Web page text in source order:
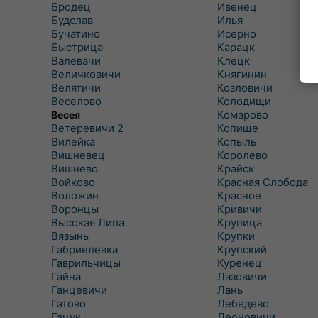
Бродец
Будслав
Бучатино
Быстрица
Валевачи
Величковичи
Велятичи
Веселово
Весея
Ветеревичи 2
Вилейка
Вишневец
Вишнево
Войково
Воложин
Воронцы
Высокая Липа
Вязынь
Габриелевка
Гаврильчицы
Гайна
Ганцевичи
Гатово
Ивенец
Илья
Исерно
Карацк
Клецк
Княгинин
Козловичи
Колодищи
Комарово
Копище
Копыль
Королево
Крайск
Красная Слобода
Красное
Кривичи
Крупица
Крупки
Крупский
Куренец
Лазовичи
Лань
Лебедево